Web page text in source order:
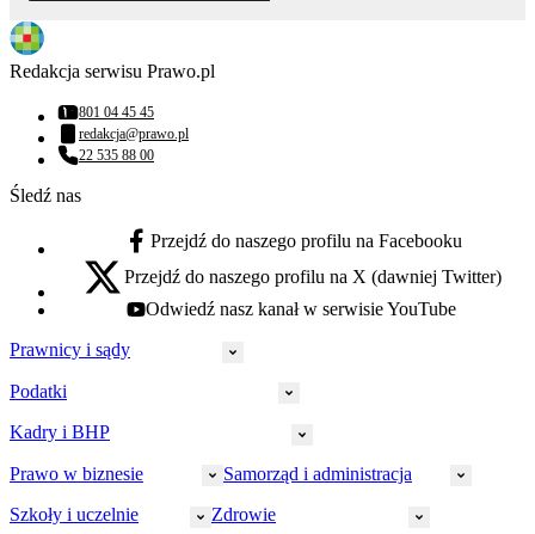
Redakcja serwisu Prawo.pl
Numer telefonu:
801 04 45 45
Adres email:
redakcja@prawo.pl
Numer telefonu:
22 535 88 00
Śledź nas
facebook - otwiera się w nowej karcie
Przejdź do naszego profilu na Facebooku
x - otwiera się w nowej karcie
Przejdź do naszego profilu na X (dawniej Twitter)
youtube - otwiera się w nowej karcie
Odwiedź nasz kanał w serwisie YouTube
Prawnicy i sądy
Prawnicy
Policja
Strefa aplikanta
Podatki
CIT
Akcyza
Kadry i BHP
HR
Prawo w biznesie Samorząd i administracja
Szkoły i uczelnie Zdrowie